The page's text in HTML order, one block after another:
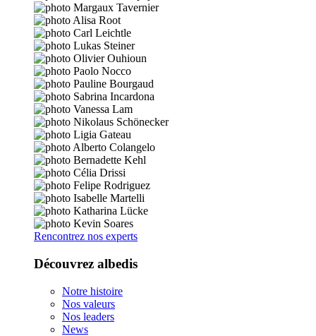
Rencontrez nos experts
Découvrez albedis
Notre histoire
Nos valeurs
Nos leaders
News